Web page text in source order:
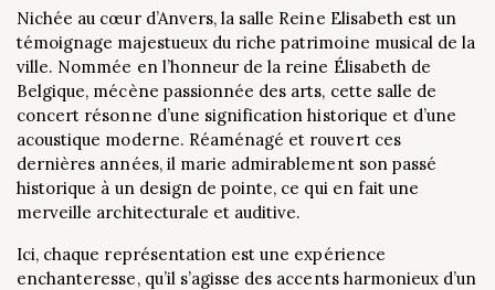
Nichée au cœur d’Anvers, la salle Reine Elisabeth est un
témoignage majestueux du riche patrimoine musical de la
ville. Nommée en l’honneur de la reine Élisabeth de
Belgique, mécène passionnée des arts, cette salle de
concert résonne d’une signification historique et d’une
acoustique moderne. Réaménagé et rouvert ces
dernières années, il marie admirablement son passé
historique à un design de pointe, ce qui en fait une
merveille architecturale et auditive.
Ici, chaque représentation est une expérience
enchanteresse, qu’il s’agisse des accents harmonieux d’un